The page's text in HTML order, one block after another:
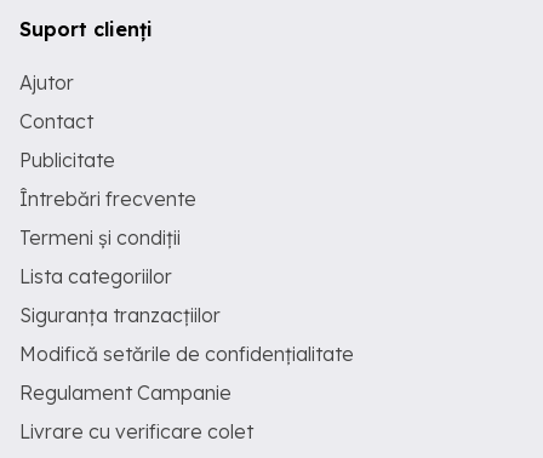
Suport clienți
Ajutor
Contact
Publicitate
Întrebări frecvente
Termeni și condiții
Lista categoriilor
Siguranța tranzacțiilor
Modifică setările de confidențialitate
Regulament Campanie
Livrare cu verificare colet